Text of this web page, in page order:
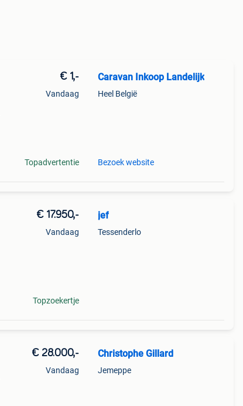
€ 1,-
Vandaag
Topadvertentie
Caravan Inkoop Landelijk
Heel België
Bezoek website
€ 17.950,-
Vandaag
Topzoekertje
jef
Tessenderlo
€ 28.000,-
Vandaag
Christophe Gillard
Jemeppe